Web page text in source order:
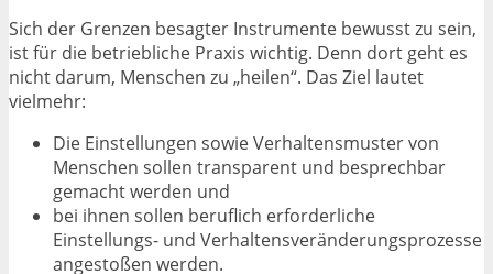
Sich der Grenzen besagter Instrumente bewusst zu sein,
ist für die betriebliche Praxis wichtig. Denn dort geht es
nicht darum, Menschen zu „heilen“. Das Ziel lautet
vielmehr:
Die Einstellungen sowie Verhaltensmuster von
Menschen sollen transparent und besprechbar
gemacht werden und
bei ihnen sollen beruflich erforderliche
Einstellungs- und Verhaltensveränderungsprozesse
angestoßen werden.